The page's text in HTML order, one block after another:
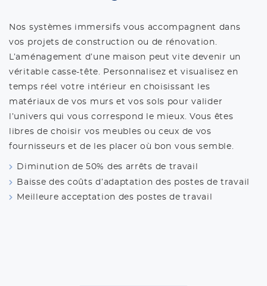
Nos systèmes immersifs vous accompagnent dans
vos projets de construction ou de rénovation.
L’aménagement d’une maison peut vite devenir un
véritable casse-tête. Personnalisez et visualisez en
temps réel votre intérieur en choisissant les
matériaux de vos murs et vos sols pour valider
l’univers qui vous correspond le mieux. Vous êtes
libres de choisir vos meubles ou ceux de vos
fournisseurs et de les placer où bon vous semble.
Diminution de 50% des arrêts de travail
Baisse des coûts d’adaptation des postes de travail
Meilleure acceptation des postes de travail